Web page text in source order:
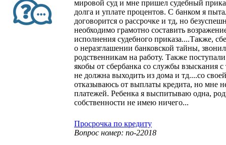
мировой суд и мне пришел судебный
долга и уплате процентов. С банком я
договорится о рассрочке и тд, но
необходимо грамотно составить
исполнения судебного приказа....Также,
о неразглашении банковской тайны,
родственникам на работу. Также
якобы от сбербанка со службы взыскания с
не должна выходить из дома и тд....со
отказываюсь от выплаты кредита, но мне
платежей. Ребенка я выспитываю одна,
собственности не имею ничего...
Просрочка по кредиту
Вопрос номер: no-22018